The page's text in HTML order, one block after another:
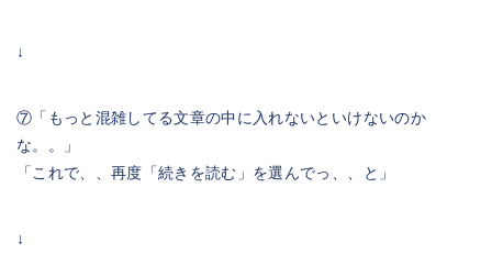
↓
⑦「もっと混雑してる文章の中に入れないといけないのか
な。。」
「これで、、再度「続きを読む」を選んでっ、、と」
↓